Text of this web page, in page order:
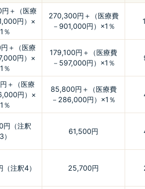
＋（医療
円）×
1％
270,300円＋（医療費
－901,000円）×1％
＋（医療
円）×
1％
179,100円＋（医療費
－597,000円）×1％
＋（医療
円）×
1％
85,800円＋（医療費
－286,000円）×1％
円（注釈
3）
61,500円
注釈4） 25,700円